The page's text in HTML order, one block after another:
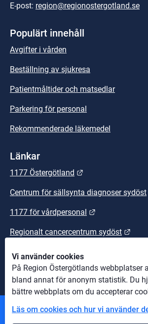
Vi använder cookies
På Region Östergötlands webbplatser
bland annat för anonym statistik. Du
bättre webbplats om du accepterar
Läs om cookies och hur vi använder
E-post: region@regionostergotland.se
Populärt innehåll
Avgifter i vården
Beställning av sjukresa
Patientmåltider och matsedlar
Parkering för personal
Rekommenderade läkemedel
Länkar
1177 Östergötland
Centrum för sällsynta diagnoser sydöst
1177 för vårdpersonal
Regionalt cancercentrum sydöst
Sydöstra sjukvårdsregionen